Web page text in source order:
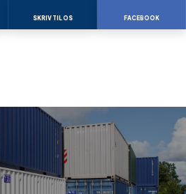
SKRIV TIL OS FACEBOOK